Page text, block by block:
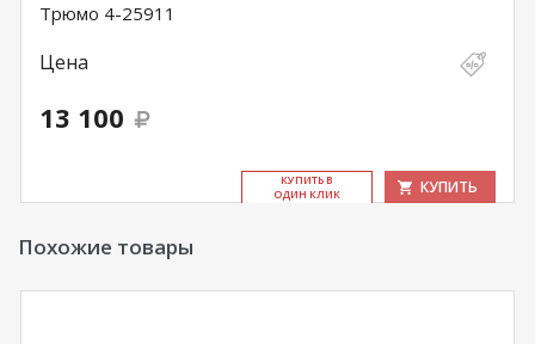
Трюмо 4-25911
Цена
13 100
КУ­ПИТЬ В
ОДИН КЛИК
КУПИТЬ
Похожие товары